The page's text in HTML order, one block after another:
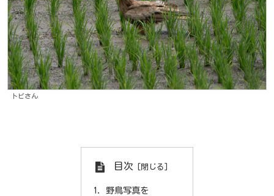
トビさん
目次
野鳥写真を